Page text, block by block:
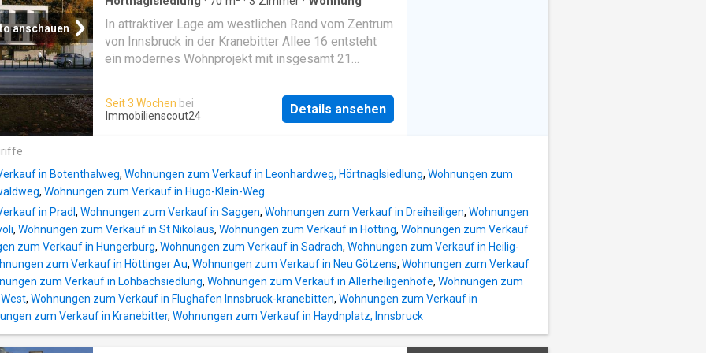
öffentliche Verkehrsmittel, Schulen und
unterschiedliche Freizeitangebote sind bequem
erreichbar und sorgen für kurze Wege im Alltag.
Gleichzeitig profitieren Sie von der unmittelbaren
Grünflächen beginnen praktisch direkt vor Ihrer
Haustür und bieten Raum für Erholung.Ich berate Sie
[entfer
anschauen
In attraktiver Lage am westlichen Rand vom Zentrum
von Innsbruck in der Kranebitter Allee 16 entsteht
ein modernes Wohnprojekt mit insgesamt 21
verbindet urbanes Lebensgefühl mit naturnaher
Wohnqualität – und bietet Raum für vielfältige
NAH – GUT ANGEBUNDENEin Einkaufszentrum
sowie zahlreiche Geschäfte für den täglichen Bedarf
befinden sich nur wenige Minuten entfernt. Auch
öffentliche Verkehrsmittel, Schulen und
unterschiedliche Freizeitangebote sind bequem
erreichbar und sorgen für kurze Wege im Alltag.
Gleichzeitig profitieren Sie von der unmittelbaren
Nähe zur Natur: Spazier- und Radwege sowie ruhige
Grünflächen beginnen praktisch direkt vor Ihrer
Haustür und bieten Raum für Erholung.Ich berate Sie
Seit 3 Wochen bei
Immobilienscout24
Details ansehen
in Botenthalweg, Wohnungen zum Verkauf in Leonhardweg, Hörtnaglsiedlung, Wohnungen zum
, Wohnungen zum Verkauf in Hugo-Klein-Weg
in Pradl , Wohnungen zum Verkauf in Saggen, Wohnungen zum Verkauf in Dreiheiligen, Wohnungen
, Wohnungen zum Verkauf in St Nikolaus, Wohnungen zum Verkauf in Hotting, Wohnungen zum Verkauf
zum Verkauf in Hungerburg, Wohnungen zum Verkauf in Sadrach, Wohnungen zum Verkauf in Heilig-
zum Verkauf in Höttinger Au, Wohnungen zum Verkauf in Neu Götzens, Wohnungen zum Verkauf
zum Verkauf in Lohbachsiedlung, Wohnungen zum Verkauf in Allerheiligenhöfe, Wohnungen zum
, Wohnungen zum Verkauf in Flughafen Innsbruck-kranebitten, Wohnungen zum Verkauf in
zum Verkauf in Kranebitter, Wohnungen zum Verkauf in Haydnplatz, Innsbruck